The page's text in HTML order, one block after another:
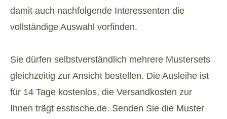
damit auch nachfolgende Interessenten die
vollständige Auswahl vorfinden.
Sie dürfen selbstverständlich mehrere Mustersets
gleichzeitig zur Ansicht bestellen. Die Ausleihe ist
für 14 Tage kostenlos, die Versandkosten zur
Ihnen trägt esstische.de. Senden Sie die Muster